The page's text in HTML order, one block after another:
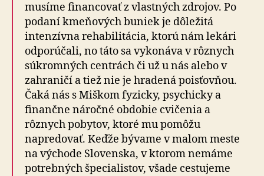
musíme financovať z vlastných zdrojov. Po
podaní kmeňových buniek je dôležitá
intenzívna rehabilitácia, ktorú nám lekári
odporúčali, no táto sa vykonáva v rôznych
súkromných centrách či už u nás alebo v
zahraničí a tiež nie je hradená poisťovňou.
Čaká nás s Miškom fyzicky, psychicky a
finančne náročné obdobie cvičenia a
rôznych pobytov, ktoré mu pomôžu
napredovať. Keďže bývame v malom meste
na východe Slovenska, v ktorom nemáme
potrebných špecialistov, všade cestujeme